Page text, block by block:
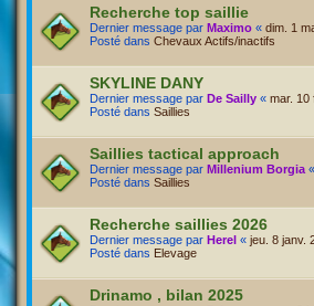
Recherche top saillie
Dernier message par Maximo « dim. 1
Posté dans Chevaux Actifs/inactifs
SKYLINE DANY
Dernier message par De Sailly « mar. 10
Posté dans Saillies
Saillies tactical approach
Dernier message par Millenium Borgia «
Posté dans Saillies
Recherche saillies 2026
Dernier message par Herel « jeu. 8 janv.
Posté dans Elevage
Drinamo , bilan 2025